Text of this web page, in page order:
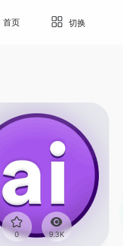
首页 切换
0 9.3K